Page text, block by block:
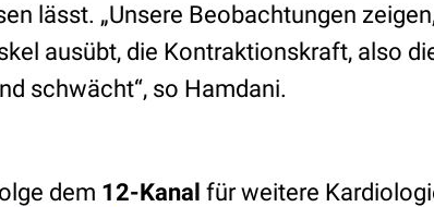
lässt. „Unsere Beobachtungen
ausübt, die Kontraktionskraft, also
schwächt“, so Hamdani.
dem 12-Kanal für weitere